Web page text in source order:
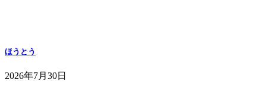
ほうとう
2026年7月30日